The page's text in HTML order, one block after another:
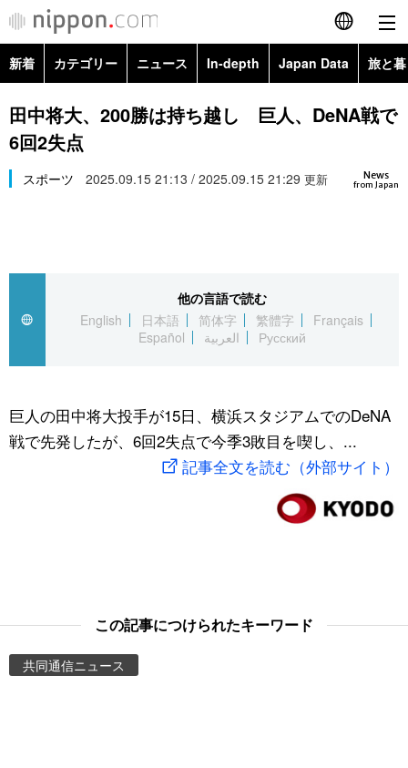
English
简体字
Русский
カテゴリー
経済・ビジネス
国際
文化
トップ
アーカイブ
In-depth
Japan Data
動画/Live
新着 カテゴリー ニュース In-depth Japan Data 旅と
政治・外交
経済・ビジネス
スポーツ・東京2020
Topics
田中将大、200勝は持ち越し 巨人、DeNA戦で
6回2失点
News
from Japan
スポーツ 2025.09.15 21:13 / 2025.09.15 21:29 更新
他の言語で読む
English
日本語 简体字 繁體字
Français
Español
العربية Русский
巨人の田中将大投手が15日、横浜スタジアムでのDeNA
戦で先発したが、6回2失点で今季3敗目を喫し、...
記事全文を読む（外部サイト）
この記事につけられたキーワード
共同通信ニュース